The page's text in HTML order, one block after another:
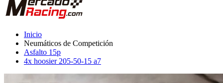
Neumáticos de Competición
Asfalto 15p
4x hoosier 205-50-15 a7